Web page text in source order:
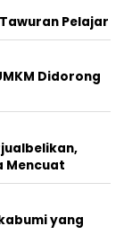
Pelajar
Didorong
Mencuat
yang